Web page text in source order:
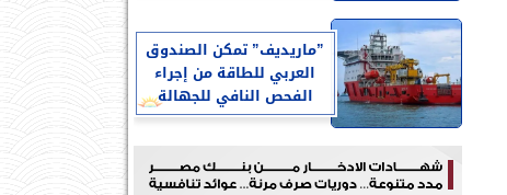
”ماريديف” تمكن الصندوق
العربي للطاقة من إجراء
الفحص النافي للجهالة